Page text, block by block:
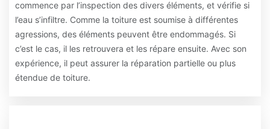
commence par l’inspection des divers éléments, et vérifie si
l’eau s’infiltre. Comme la toiture est soumise à différentes
agressions, des éléments peuvent être endommagés. Si
c’est le cas, il les retrouvera et les répare ensuite. Avec son
expérience, il peut assurer la réparation partielle ou plus
étendue de toiture.